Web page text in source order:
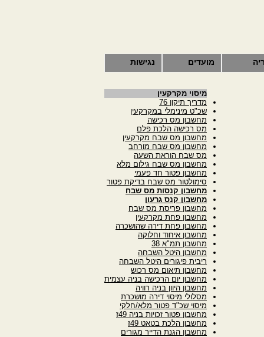
מועדים נגישות
מיסוי מקרקעין
מדריך תיקון 76
שכ"ט מינימלי במקרקעין
מחשבון מס רכישה
מס רכישה הלכת פלם
מחשבון מס שבח מקרקעין
מחשבון מס שבח מורחב
מס שבח הוראת השעה
מחשבון מס שבח גילום מלא
מחשבון פטור חד פעמי
סימולטור מס שבח בדיקת פטור
מחשבון קנסות מס שבח
מחשבון קנס גרעון
מחשבון פריסת מס שבח
מחשבון פחת מקרקעין
מחשבון פחת דירה שהושכרה
מחשבון איחוד וחלוקה
מחשבון תמ"א 38
מחשבון היטל השבחה
ריבית פיגורים היטל השבחה
מחשבון תיאום מס רכוש
מחשבון יום הרכישה בניה עצמית
מחשבון היוון בניה רוויה
מסלולי מיסוי דירה מושכרת
מיסוי שכ"ד פטור מלא/חלקי
מחשבון פטור זכויות בניה 49ז
מחשבון הלכת בטאט 49ז
מחשבון הגנת הדייר מגורים